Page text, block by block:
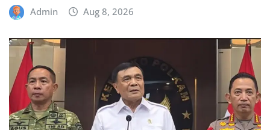
Admin Aug 8, 2026